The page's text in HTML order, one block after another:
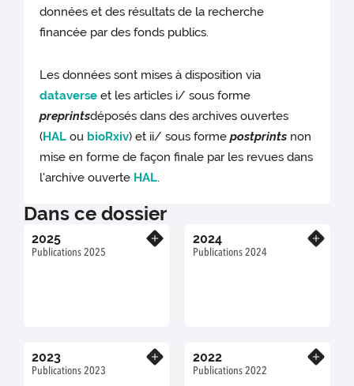
données et des résultats de la recherche
financée par des fonds publics.
Les données sont mises à disposition via
dataverseet les articles i/ sous forme
preprintsdéposés dans des archives ouvertes
(HALou bioRxiv) et ii/ sous formepostprints non
mise en forme de façon finale par les revues dans
l'archive ouverte HAL.
Dans ce dossier
2025
Publications 2025
2024
Publications 2024
2023
Publications 2023
2022
Publications 2022